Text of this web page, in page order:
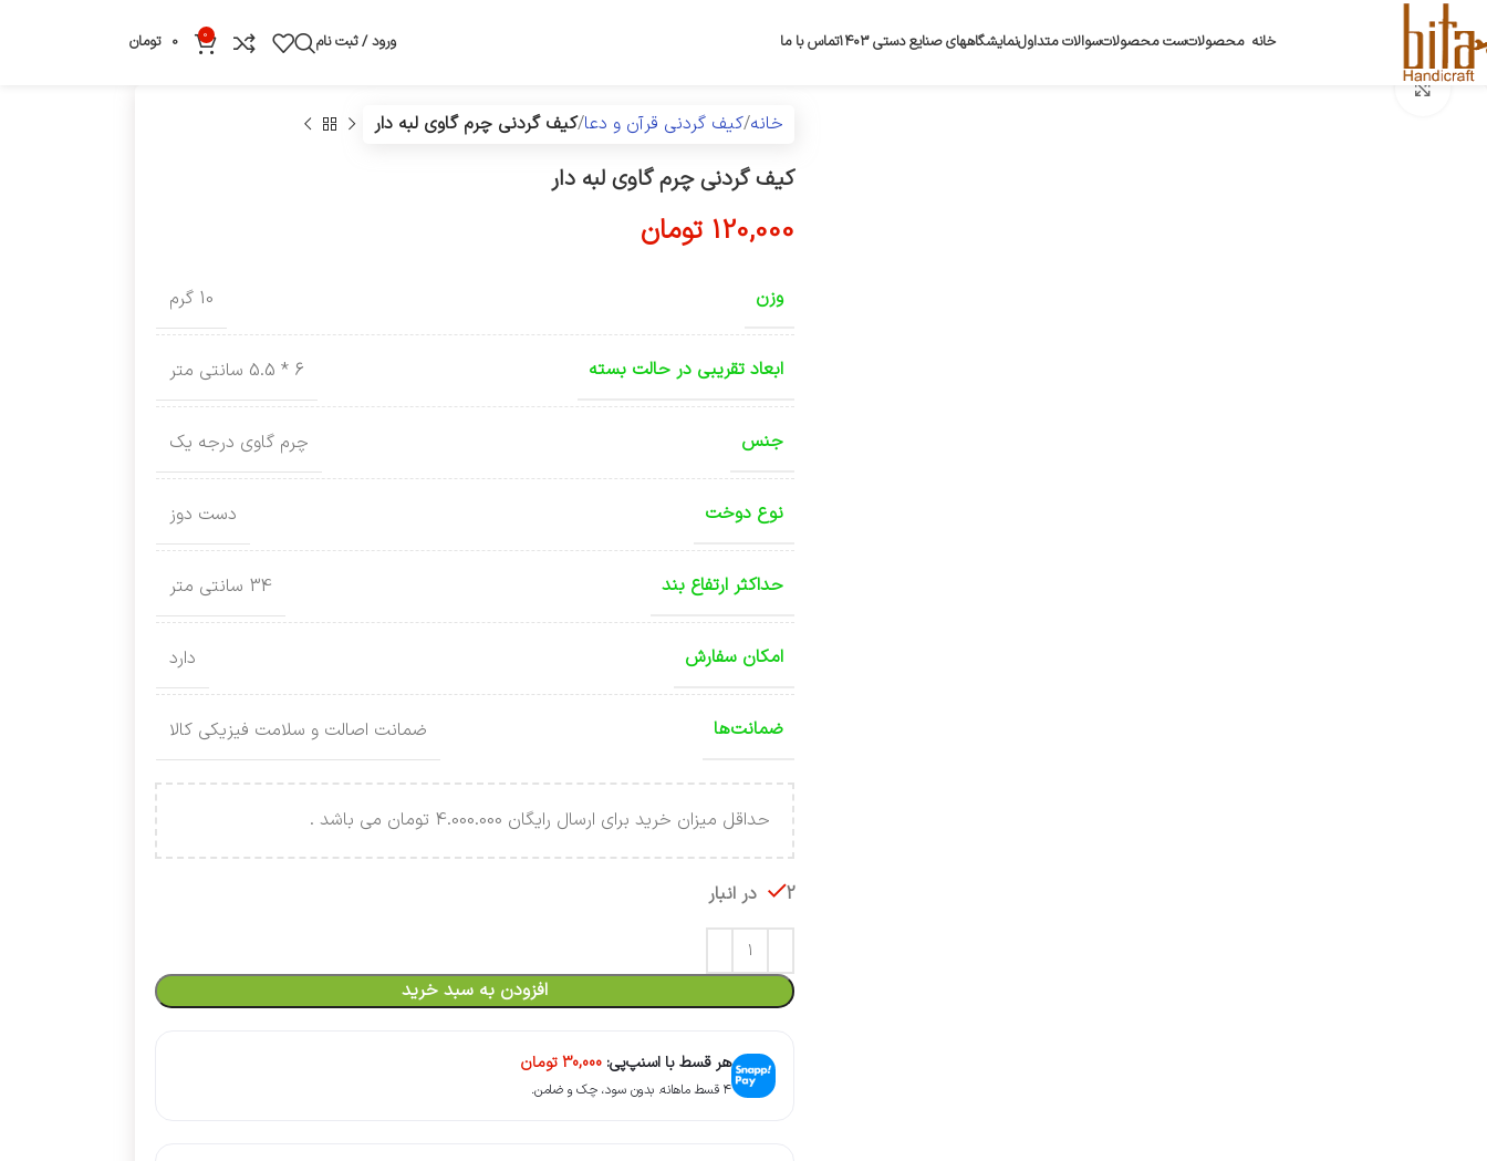
خانه محصولاتست محصولاتسوالات متداولنمایشگاههای صنایع دستی ۱۴۰۳ تماس با ما ورود / ثبت نام 0
0 تومان
خانه کیف گردنی قرآن و دعا کیف گردنی چرم گاوی لبه دار
کیف گردنی چرم گاوی لبه دار
120,000 تومان
وزن 10 گرم
ابعاد تقریبی در حالت بسته 6 * 5.5 سانتی متر
جنس چرم گاوی درجه یک
نوع دوخت دست دوز
حداکثر ارتفاع بند 34 سانتی متر
امکان سفارش دارد
ضمانت‌ها ضمانت اصالت و سلامت فیزیکی کالا
حداقل میزان خرید برای ارسال رایگان 4.000.000 تومان می باشد .
2 در انبار
افزودن به سبد خرید
هر قسط با اسنپ‌پی: 30,000تومان
۴ قسط ماهانه. بدون سود، چک و ضامن.